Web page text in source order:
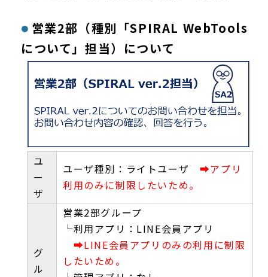
営業2部（種別「SPIRAL WebTools
について」担当）について
ユ
ー
ザ
ユーザ種別：ライトユーザ ➡アプリ
利用のみに制限したいため。
グ
ル
営業2部グループ
└利用アプリ：LINE会員アプリ
➡LINE会員アプリのみの利用に制限
したいため。